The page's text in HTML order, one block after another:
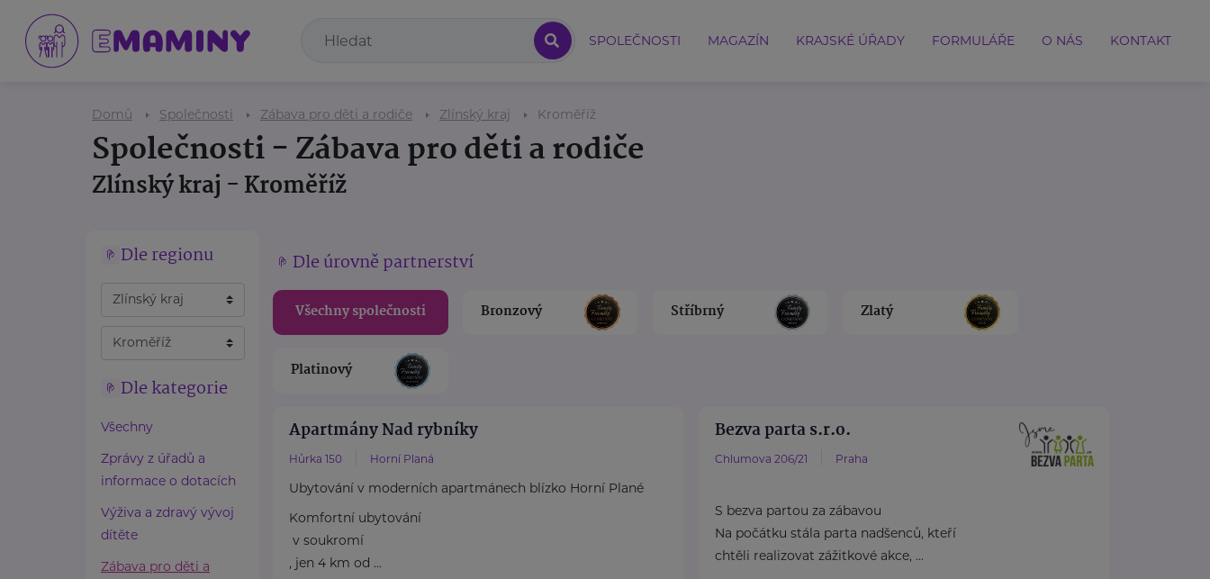
SPOLEČNOSTI MAGAZÍN KRAJSKÉ ÚŘADY FORMULÁŘE O NÁS KONTAKT
Domů Společnosti Zábava pro děti a rodiče Zlínský kraj Kroměříž
Společnosti - Zábava pro děti a rodiče
Zlínský kraj - Kroměříž
Dle regionu
Dle kategorie
Všechny
Zprávy z úřadů a
informace o dotacích
Výživa a zdravý vývoj
dítěte
Zábava pro děti a
Dle úrovně partnerství
Všechny společnosti Bronzový Stříbrný Zlatý
Platinový
Apartmány Nad rybníky
Hůrka 150 Horní Planá
Ubytování v moderních apartmánech blízko Horní Plané
Komfortní ubytování
v soukromí
, jen 4 km od ...
Bezva parta s.r.o.
Chlumova 206/21 Praha
S bezva partou za zábavou
Na počátku stála parta nadšenců, kteří
chtěli realizovat zážitkové akce, ...